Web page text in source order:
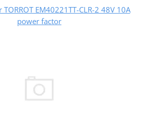
EM40221TT-CLR-2 48V 10A
power factor